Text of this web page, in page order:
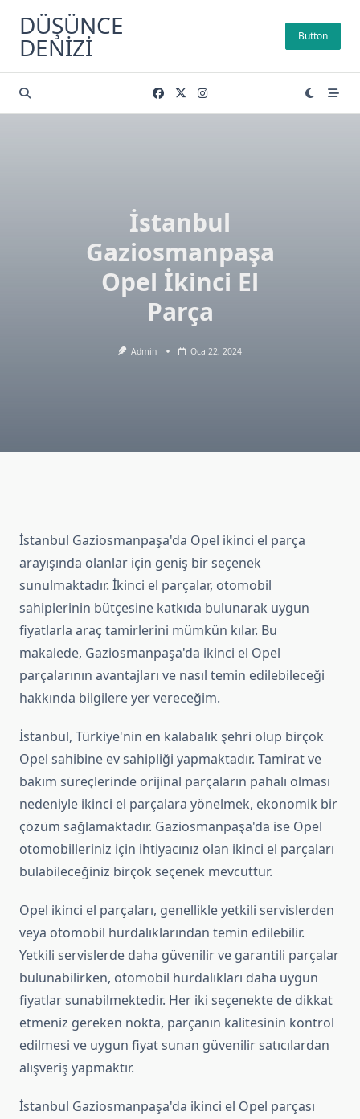
content
DÜŞÜNCE
DENIZI Button
İstanbul
Gaziosmanpaşa
Opel İkinci El
Parça
Admin Oca 22, 2024
İstanbul Gaziosmanpaşa'da Opel ikinci el parça
arayışında olanlar için geniş bir seçenek
sunulmaktadır. İkinci el parçalar, otomobil
sahiplerinin bütçesine katkıda bulunarak uygun
fiyatlarla araç tamirlerini mümkün kılar. Bu
makalede, Gaziosmanpaşa'da ikinci el Opel
parçalarının avantajları ve nasıl temin edilebileceği
hakkında bilgilere yer vereceğim.
İstanbul, Türkiye'nin en kalabalık şehri olup birçok
Opel sahibine ev sahipliği yapmaktadır. Tamirat ve
bakım süreçlerinde orijinal parçaların pahalı olması
nedeniyle ikinci el parçalara yönelmek, ekonomik bir
çözüm sağlamaktadır. Gaziosmanpaşa'da ise Opel
otomobilleriniz için ihtiyacınız olan ikinci el parçaları
bulabileceğiniz birçok seçenek mevcuttur.
Opel ikinci el parçaları, genellikle yetkili servislerden
veya otomobil hurdalıklarından temin edilebilir.
Yetkili servislerde daha güvenilir ve garantili parçalar
bulunabilirken, otomobil hurdalıkları daha uygun
fiyatlar sunabilmektedir. Her iki seçenekte de dikkat
etmeniz gereken nokta, parçanın kalitesinin kontrol
edilmesi ve uygun fiyat sunan güvenilir satıcılardan
alışveriş yapmaktır.
İstanbul Gaziosmanpaşa'da ikinci el Opel parçası